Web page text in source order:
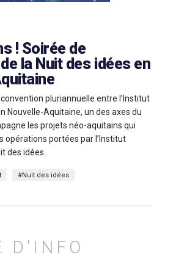
! Soirée de
la Nuit des idées en
pluriannuelle entre l’Institut
Nouvelle-Aquitaine, un des axes du
les projets néo-aquitains qui
opérations portées par l’Institut
des idées.
#Nuit des idées
D'INFO